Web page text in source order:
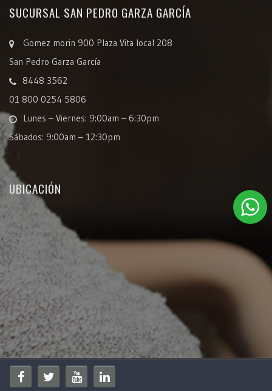
SUCURSAL SAN PEDRO GARZA GARCÍA
Gomez morin 900 Plaza Vita local 208
San Pedro Garza García
8448 3562
01 800 0254 5806
Lunes – Viernes: 9:00am – 6:30pm
Sábados: 9:00am – 12:30pm
UBICACIÓN